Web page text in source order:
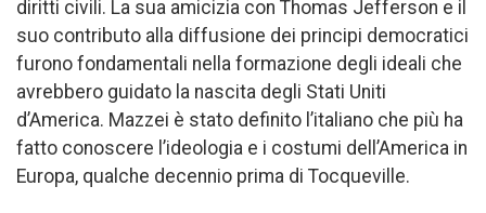
diritti civili. La sua amicizia con Thomas Jefferson e il
suo contributo alla diffusione dei principi democratici
furono fondamentali nella formazione degli ideali che
avrebbero guidato la nascita degli Stati Uniti
d’America. Mazzei è stato definito l’italiano che più ha
fatto conoscere l’ideologia e i costumi dell’America in
Europa, qualche decennio prima di Tocqueville.